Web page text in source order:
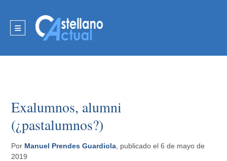
Exalumnos, alumni
(¿pastalumnos?)
Por Manuel Prendes Guardiola , publicado el 6 de mayo de
2019